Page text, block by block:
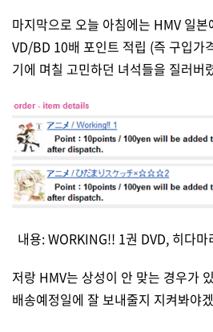
마지막으로 오늘 아침에는 HMV 일
VD/BD 10배 포인트 적립 (즉 구입가
기에 며칠 고민하던 녀석들을 질러버
내용: WORKING!! 1권 DVD, 히다
저랑 HMV는 상성이 안 맞는 경우가
배송예정일에 잘 보내줄지 지켜봐야